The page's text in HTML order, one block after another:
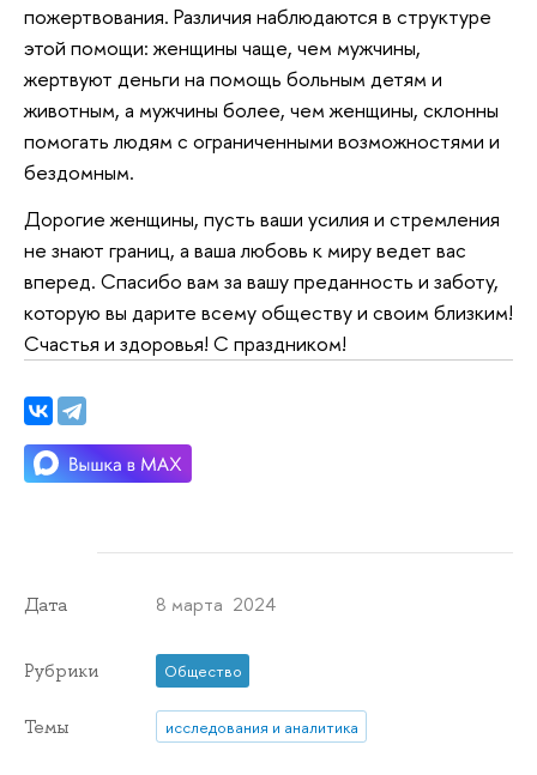
пожертвования. Различия наблюдаются в структуре
этой помощи: женщины чаще, чем мужчины,
жертвуют деньги на помощь больным детям и
животным, а мужчины более, чем женщины, склонны
помогать людям с ограниченными возможностями и
бездомным.
Дорогие женщины, пусть ваши усилия и стремления
не знают границ, а ваша любовь к миру ведет вас
вперед. Спасибо вам за вашу преданность и заботу,
которую вы дарите всему обществу и своим близким!
Счастья и здоровья! С праздником!
Дата 8 марта 2024
Рубрики Общество
Темы исследования и аналитика